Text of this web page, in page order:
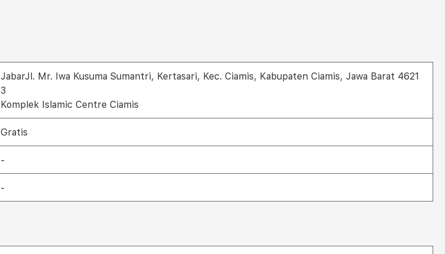
JabarJl. Mr. Iwa Kusuma Sumantri, Kertasari, Kec. Ciamis, Kabupaten Ciamis, Jawa Barat 4621
3
Komplek Islamic Centre Ciamis
Gratis
-
-